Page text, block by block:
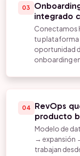
03
integrado
Conectamos
tu plataforma
oportunidad
onboarding
04
RevOps
producto
Modelo de
→ expansión
trabajan